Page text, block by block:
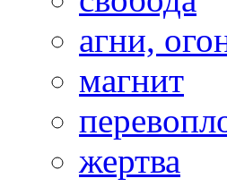
агни,
магнит
жертва